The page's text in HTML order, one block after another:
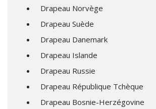
Drapeau Norvège
Drapeau Suède
Drapeau Danemark
Drapeau Islande
Drapeau Russie
Drapeau République Tchèque
Drapeau Bosnie-Herzégovine